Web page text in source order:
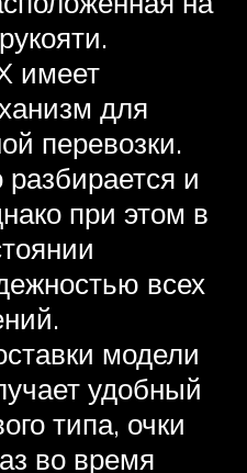
имеет
для
перевозки.
и
при этом в
всех
модели
удобный
типа, очки
во время